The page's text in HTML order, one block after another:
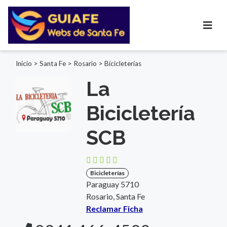
Inicio > Santa Fe > Rosario > Bicicleterías
La
Bicicletería
SCB
Bicicleterías
Paraguay 5710
Rosario, Santa Fe
Reclamar Ficha